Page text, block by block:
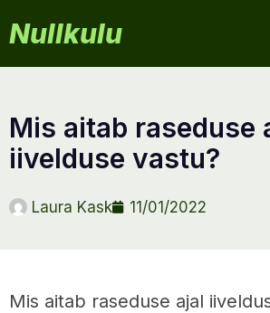
Nullkulu
mis aitab raseduse ajal
iivelduse vastu?
Laura Kask 11/01/2022
Mis aitab raseduse ajal